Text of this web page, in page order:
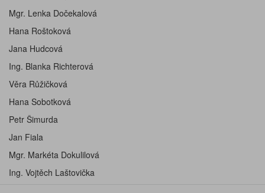
Mgr. Lenka Dočekalová
Hana Roštoková
Jana Hudcová
Ing. Blanka Richterová
Věra Růžičková
Hana Sobotková
Petr Šimurda
Jan Fiala
Mgr. Markéta Dokulilová
Ing. Vojtěch Laštovička